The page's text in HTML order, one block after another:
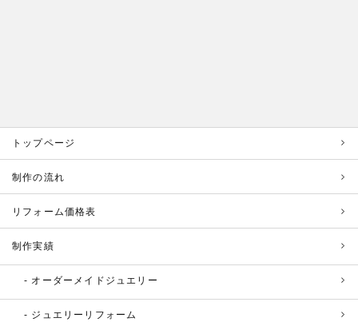
トップページ
制作の流れ
リフォーム価格表
制作実績
オーダーメイドジュエリー
ジュエリーリフォーム